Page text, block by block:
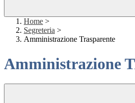
Home >
Segreteria >
Amministrazione Trasparente
Amministrazione